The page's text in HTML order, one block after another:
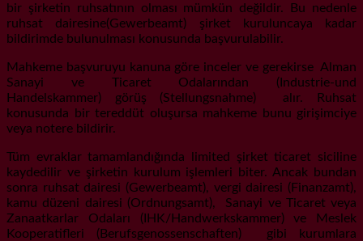
bir şirketin ruhsatının olması mümkün değildir. Bu nedenle
ruhsat dairesine(Gewerbeamt) şirket kuruluncaya kadar
bildirimde bulunulması konusunda başvurulabilir.
Mahkeme başvuruyu kanuna göre inceler ve gerekirse Alman
Sanayi ve Ticaret Odalarından (Industrie-und
Handelskammer) görüş (Stellungsnahme) alır. Ruhsat
konusunda bir tereddüt oluşursa mahkeme bunu girişimciye
veya notere bildirir.
Tüm evraklar tamamlandığında limited şirket ticaret siciline
kaydedilir ve şirketin kurulum işlemleri biter. Ancak bundan
sonra ruhsat dairesi (Gewerbeamt), vergi dairesi (Finanzamt),
kamu düzeni dairesi (Ordnungsamt), Sanayi ve Ticaret veya
Zanaatkarlar Odaları (IHK/Handwerkskammer) ve Meslek
Kooperatifleri (Berufsgenossenschaften) gibi kurumlara